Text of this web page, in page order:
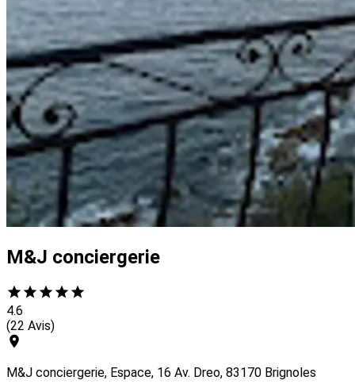
M&J conciergerie
4.6
(22 Avis)
M&J conciergerie, Espace, 16 Av. Dreo, 83170 Brignoles